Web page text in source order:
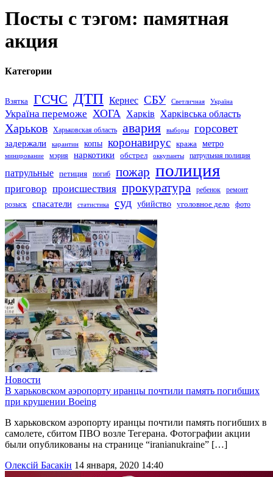
Посты с тэгом: памятная
акция
Категории
Взятка ГСЧС ДТП Кернес СБУ Светличная Україна
Україна переможе ХОГА Харків Харківська область
Харьков Харьковская область авария выборы горсовет
задержали карантин копы коронавирус кража метро
минирование мэрия наркотики обстрел оккупанты патрульная полиция
патрульные петиция погиб пожар полиция
приговор происшествия прокуратура ребенок
ремонт
розыск
спасатели статистика суд убийство уголовное дело фото
Новости
В харьковском аэропорту иранцы почтили память погибших
при крушении Boeing
В харьковском аэропорту иранцы почтили память погибших в
самолете, сбитом ПВО возле Тегерана. Фотографии акции
были опубликованы на странице “iranianukraine” […]
Олексій Басакін 14 января, 2020 14:40